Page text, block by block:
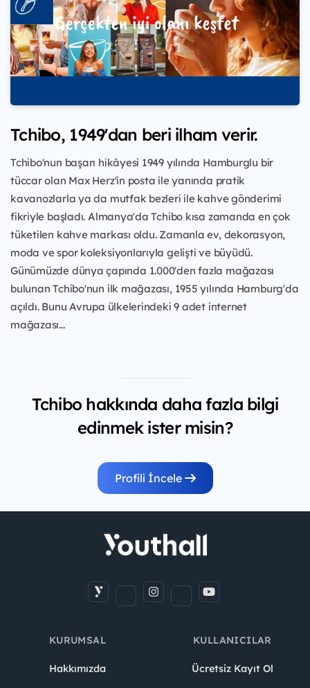
Tchibo, 1949'dan beri ilham verir.
Tchibo'nun başarı hikâyesi 1949 yılında Hamburglu bir
tüccar olan Max Herz'in posta ile yanında pratik
kavanozlarla ya da mutfak bezleri ile kahve gönderimi
fikriyle başladı. Almanya'da Tchibo kısa zamanda en çok
tüketilen kahve markası oldu. Zamanla ev, dekorasyon,
moda ve spor koleksiyonlarıyla gelişti ve büyüdü.
Günümüzde dünya çapında 1.000'den fazla mağazası
bulunan Tchibo'nun ilk mağazası, 1955 yılında Hamburg'da
açıldı. Bunu Avrupa ülkelerindeki 9 adet internet
mağazası...
Tchibo hakkında daha fazla bilgi
edinmek ister misin?
Profili İncele
KURUMSAL
Hakkımızda
KULLANICILAR
Ücretsiz Kayıt Ol